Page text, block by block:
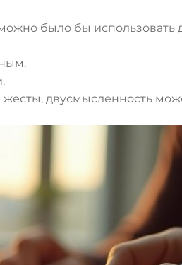
было бы использовать
двусмысленность